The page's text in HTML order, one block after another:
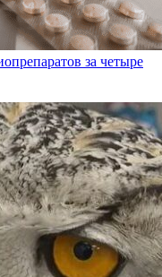
за четыре